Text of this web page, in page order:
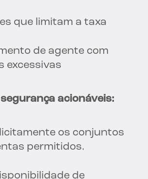
que limitam a taxa
de agente com
excessivas
acionáveis:
os conjuntos
permitidos.
de